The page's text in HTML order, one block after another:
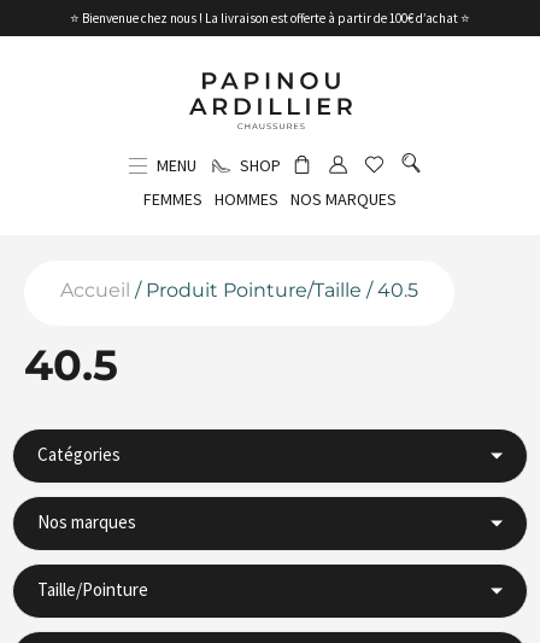
⭐ Bienvenue chez nous ! La livraison est offerte à partir de 100€ d’achat ⭐
MENU
SHOP
FEMMES
HOMMES NOS MARQUES
Accueil / Produit Pointure/Taille / 40.5
40.5
Catégories
Nos marques
Taille/Pointure